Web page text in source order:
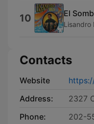
10 El
Lisandro
Contacts
Website
Address:
2327
Phone:
202-